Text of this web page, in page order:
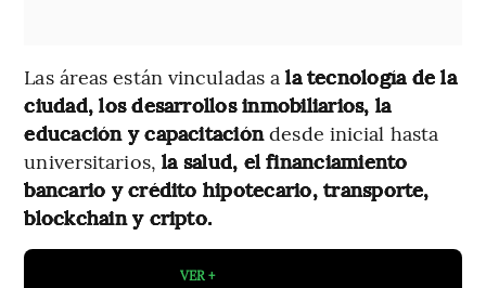
Las áreas están vinculadas ala tecnología de la
ciudad, los desarrollos inmobiliarios, la
educación y capacitacióndesde inicial hasta
universitarios, la salud, el financiamiento
bancario y crédito hipotecario, transporte,
blockchain y cripto.
VER +